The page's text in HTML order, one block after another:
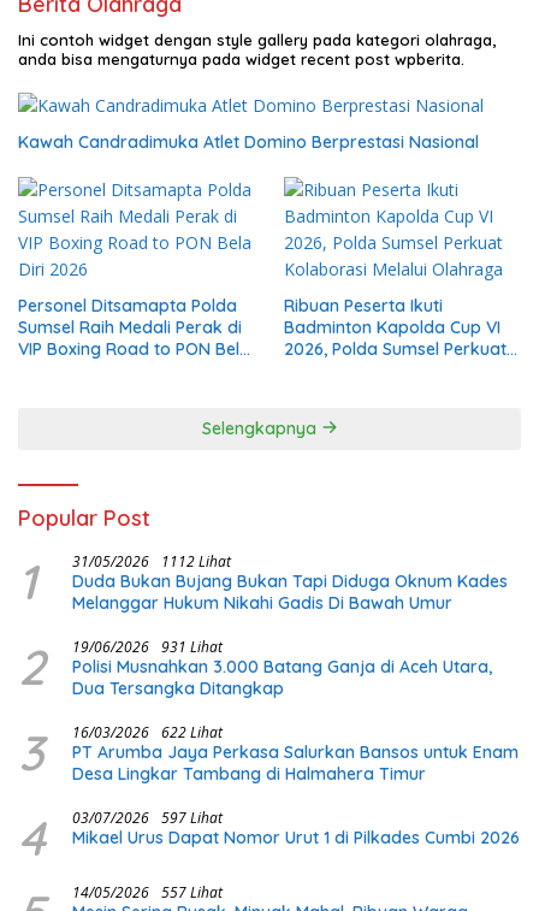
Ini contoh widget dengan style gallery pada kategori olahraga,
anda bisa mengaturnya pada widget recent post wpberita.
Kawah Candradimuka Atlet Domino Berprestasi Nasional
Personel Ditsamapta Polda
Sumsel Raih Medali Perak di
VIP Boxing Road to PON Bela
Ribuan Peserta Ikuti
Badminton Kapolda Cup VI
2026, Polda Sumsel Perkuat
Selengkapnya
Popular Post
1 31/05/2026 1112 Lihat
Duda Bukan Bujang Bukan Tapi Diduga Oknum Kades
Melanggar Hukum Nikahi Gadis Di Bawah Umur
2 19/06/2026 931 Lihat
Polisi Musnahkan 3.000 Batang Ganja di Aceh Utara,
Dua Tersangka Ditangkap
3 16/03/2026 622 Lihat
PT Arumba Jaya Perkasa Salurkan Bansos untuk Enam
Desa Lingkar Tambang di Halmahera Timur
4 03/07/2026 597 Lihat
Mikael Urus Dapat Nomor Urut 1 di Pilkades Cumbi 2026
14/05/2026 557 Lihat